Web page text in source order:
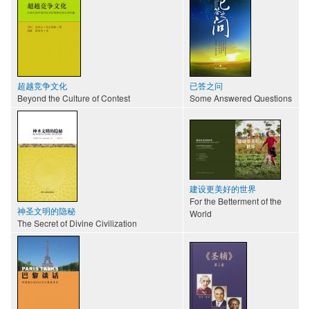
超越竞争文化
Beyond the Culture of Contest
已答之问
Some Answered Questions
神圣文明的隐秘
The Secret of Divine Civilization
建设更美好的世界
For the Betterment of the
World